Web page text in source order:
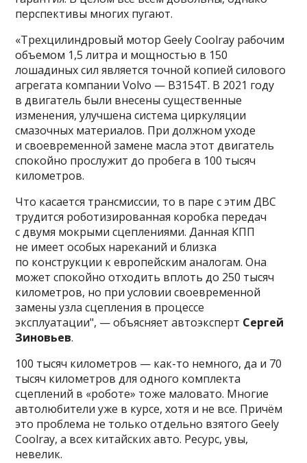
перспективы многих пугают.
«Трехцилиндровый мотор Geely Coolray рабочим
объемом 1,5 литра и мощностью в 150
лошадиных сил является точной копией силового
агрегата компании Volvo — B3154T. В 2021 году
в двигатель были внесены существенные
изменения, улучшена система циркуляции
смазочных материалов. При должном уходе
и своевременной замене масла этот двигатель
спокойно прослужит до пробега в 100 тысяч
километров.
Что касается трансмиссии, то в паре с этим ДВС
трудится роботизированная коробка передач
с двумя мокрыми сцеплениями. Данная КПП
не имеет особых нареканий и близка
по конструкции к европейским аналогам. Она
может спокойно отходить вплоть до 250 тысяч
километров, но при условии своевременной
замены узла сцепления в процессе
эксплуатации", — объясняет автоэксперт Сергей
Зиновьев.
100 тысяч километров — как-то немного, да и 70
тысяч километров для одного комплекта
сцеплений в «роботе» тоже маловато. Многие
автолюбители уже в курсе, хотя и не все. Причём
это проблема не только отдельно взятого Geely
Coolray, а всех китайских авто. Ресурс, увы,
невелик.